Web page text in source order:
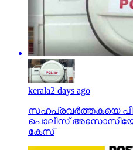
kerala2 days ago
സഹപ്രവര്‍ത്തകയെ
പൊലീസ്
കേസ്